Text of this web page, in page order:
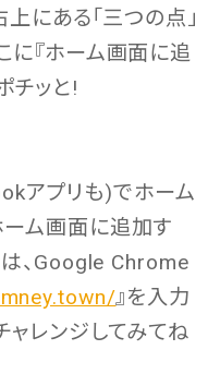
ある「三つの点」
に『ホーム画面に追
チッと!
アプリも)でホーム
ーム画面に追加す
は、Google Chrome
』を入力
ャレンジしてみてね